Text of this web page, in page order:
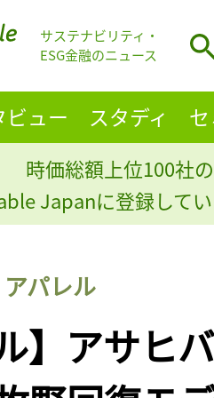
サステナビリティ・
ESG金融のニュース
ビュー スタディ
時価総額上位100社
Japanに登録して
パレル
】アサヒ